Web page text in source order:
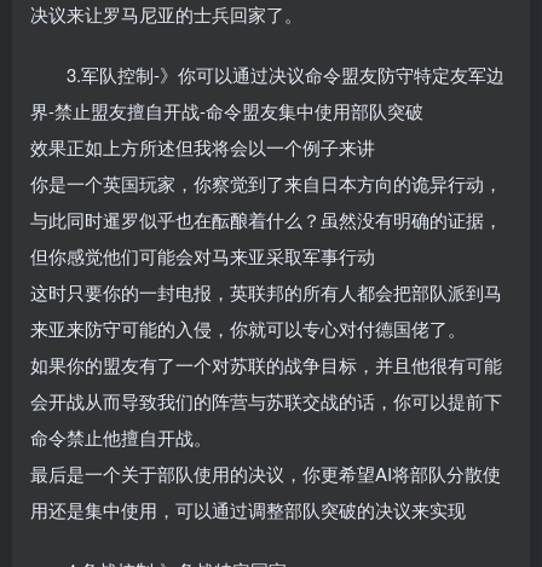
决议来让罗马尼亚的士兵回家了。
3.军队控制-》你可以通过决议命令盟友防守特定友军边
界-禁止盟友擅自开战-命令盟友集中使用部队突破
效果正如上方所述但我将会以一个例子来讲
你是一个英国玩家，你察觉到了来自日本方向的诡异行动，
与此同时暹罗似乎也在酝酿着什么？虽然没有明确的证据，
但你感觉他们可能会对马来亚采取军事行动
这时只要你的一封电报，英联邦的所有人都会把部队派到马
来亚来防守可能的入侵，你就可以专心对付德国佬了。
如果你的盟友有了一个对苏联的战争目标，并且他很有可能
会开战从而导致我们的阵营与苏联交战的话，你可以提前下
命令禁止他擅自开战。
最后是一个关于部队使用的决议，你更希望AI将部队分散使
用还是集中使用，可以通过调整部队突破的决议来实现